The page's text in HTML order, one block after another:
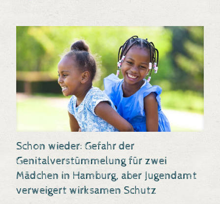
Schon wieder: Gefahr der
Genitalverstümmelung für zwei
Mädchen in Hamburg, aber Jugendamt
verweigert wirksamen Schutz